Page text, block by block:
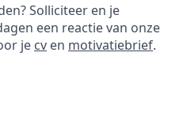
Solliciteer en je
een reactie van onze
je cv en motivatiebrief.